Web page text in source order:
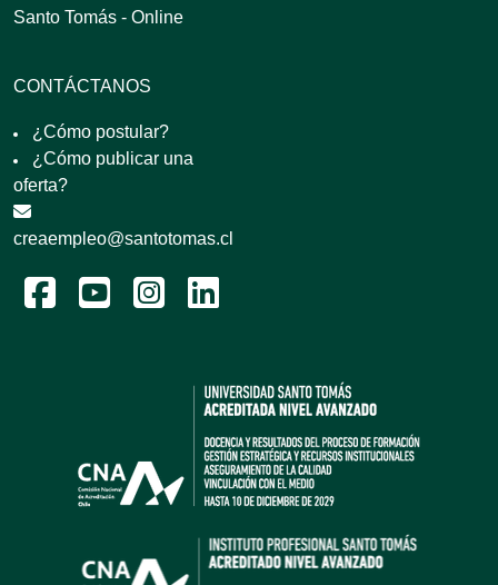
Santo Tomás - Online
CONTÁCTANOS
¿Cómo postular?
¿Cómo publicar una
oferta?
creaempleo@santotomas.cl